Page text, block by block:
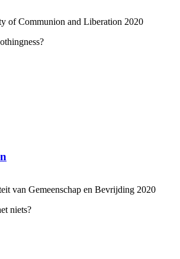
of Communion and Liberation 2020
van Gemeenschap en Bevrijding 2020
niets?